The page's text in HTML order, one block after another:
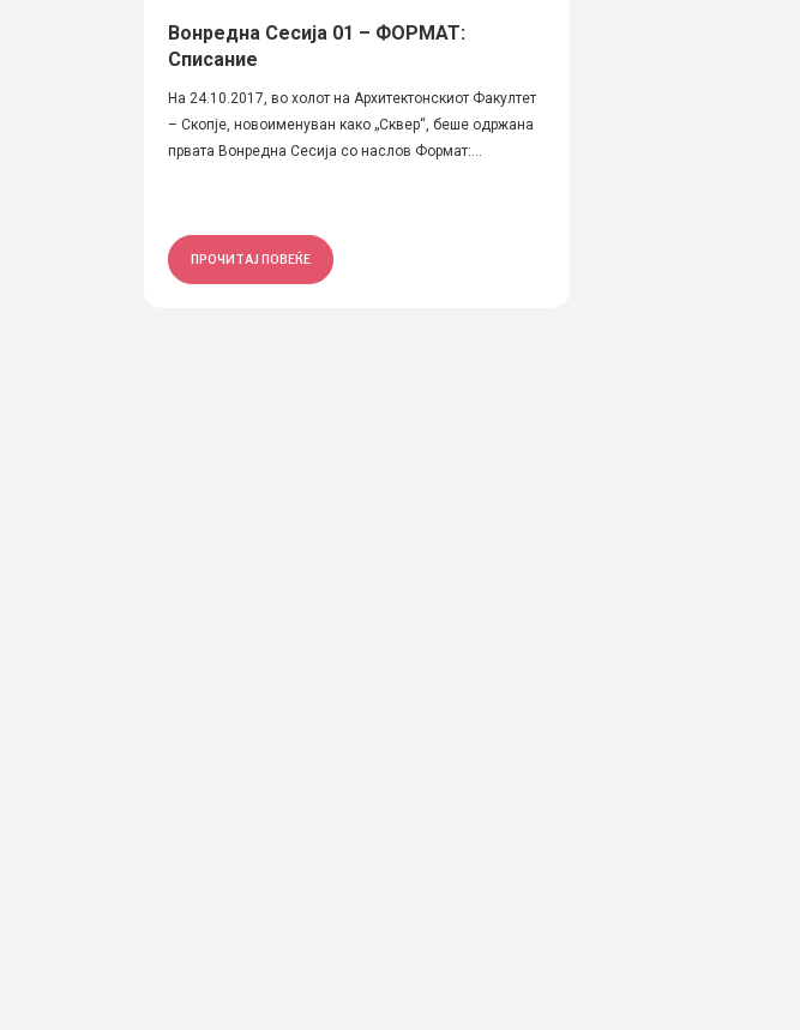
Вонредна Сесија 01 – ФОРМАТ:
Списание
На 24.10.2017, во холот на Архитектонскиот Факултет
– Скопје, новоименуван како „Сквер“, беше одржана
првата Вонредна Сесија со наслов Формат:...
ПРОЧИТАЈ ПОВЕЌЕ